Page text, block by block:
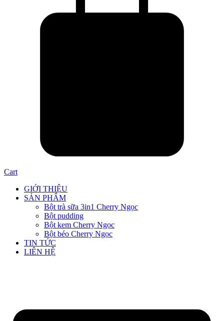
Cart
GIỚI THIỆU
SẢN PHẨM
Bột trà sữa 3in1 Cherry Ngọc
Bột pudding
Bột kem Cherry Ngọc
Bột béo Cherry Ngọc
TIN TỨC
LIÊN HỆ